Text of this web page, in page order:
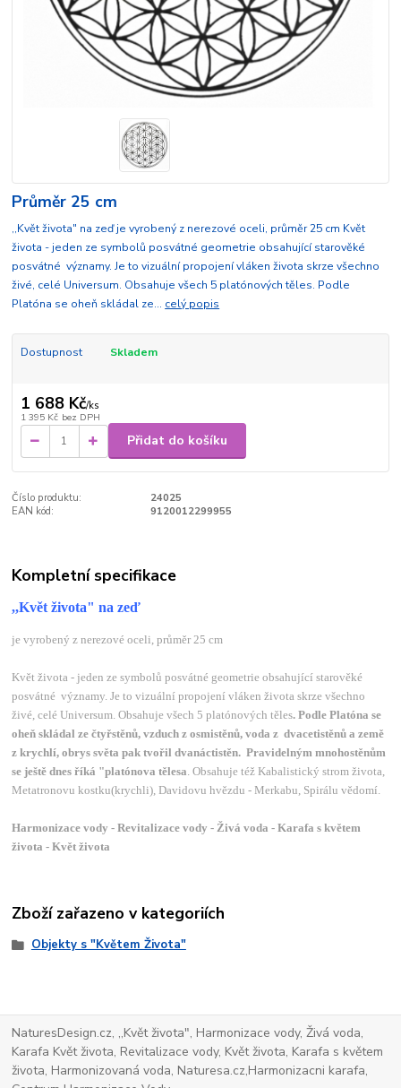
Průměr 25 cm
,,Květ života" na zeď je vyrobený z nerezové oceli, průměr 25 cm Květ
života - jeden ze symbolů posvátné geometrie obsahující starověké
posvátné významy. Je to vizuální propojení vláken života skrze všechno
živé, celé Universum. Obsahuje všech 5 platónových těles. Podle
Platóna se oheň skládal ze... celý popis
Dostupnost Skladem
1 688 Kč/ks
1 395 Kč bez DPH
Přidat do košíku
Číslo produktu:
24025
EAN kód:
9120012299955
Kompletní specifikace
,,Květ života" na zeď
je vyrobený z nerezové oceli, průměr 25 cm
Květ života - jeden ze symbolů posvátné geometrie obsahující starověké
posvátné významy. Je to vizuální propojení vláken života skrze všechno
živé, celé Universum. Obsahuje všech 5 platónových těles. Podle Platóna se
oheň skládal ze čtyřstěnů, vzduch z osmistěnů, voda z dvacetistěnů a země
z krychlí, obrys světa pak tvořil dvanáctistěn. Pravidelným mnohostěnům
se ještě dnes říká "platónova tělesa. Obsahuje též Kabalistický strom života,
Metatronovu kostku(krychli), Davidovu hvězdu - Merkabu, Spirálu vědomí.
Harmonizace vody - Revitalizace vody - Živá voda - Karafa s květem
života - Květ života
Zboží zařazeno v kategoriích
Objekty s "Květem Života"
NaturesDesign.cz, ,,Květ života", Harmonizace vody, Živá voda,
Karafa Květ života, Revitalizace vody, Květ života, Karafa s květem
života, Harmonizovaná voda, Naturesa.cz,Harmonizacni karafa,